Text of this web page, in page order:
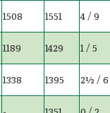
1508 1551 4 / 9
1189 1429 1 / 5
1338 1395 2½ / 6